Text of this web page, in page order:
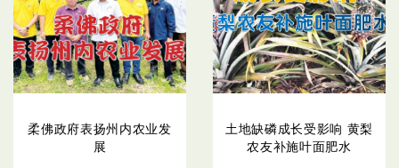
柔佛政府表扬州内农业发
展
土地缺磷成长受影响 黄梨
农友补施叶面肥水